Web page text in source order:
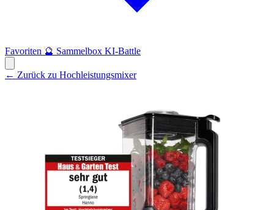
Favoriten 🔮 Sammelbox KI-Battle
← Zurück zu Hochleistungsmixer